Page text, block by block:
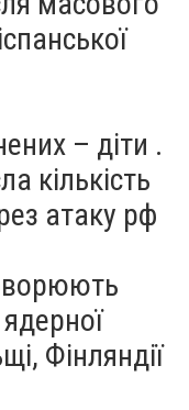
– діти .
кількість
атаку рф
Фінляндії